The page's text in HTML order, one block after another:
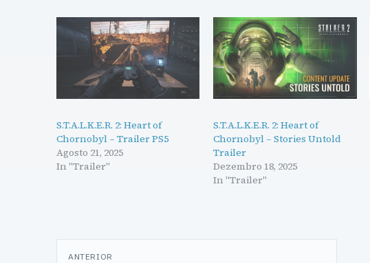
S.T.A.L.K.E.R. 2: Heart of
Chornobyl – Trailer PS5
Agosto 21, 2025
In "Trailer"
S.T.A.L.K.E.R. 2: Heart of
Chornobyl – Stories Untold
Trailer
Dezembro 18, 2025
In "Trailer"
Navegação
ANTERIOR